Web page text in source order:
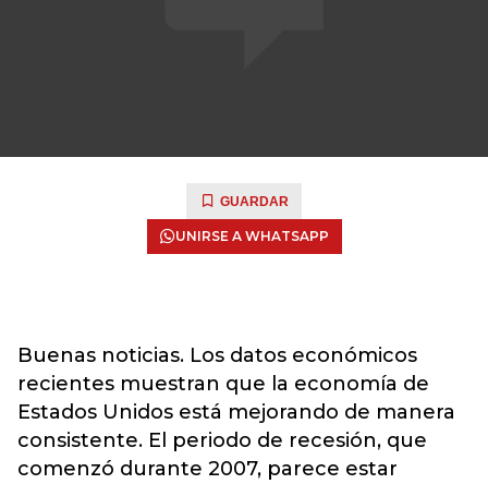
GUARDAR
UNIRSE A WHATSAPP
Buenas noticias. Los datos económicos
recientes muestran que la economía de
Estados Unidos está mejorando de manera
consistente. El periodo de recesión, que
comenzó durante 2007, parece estar